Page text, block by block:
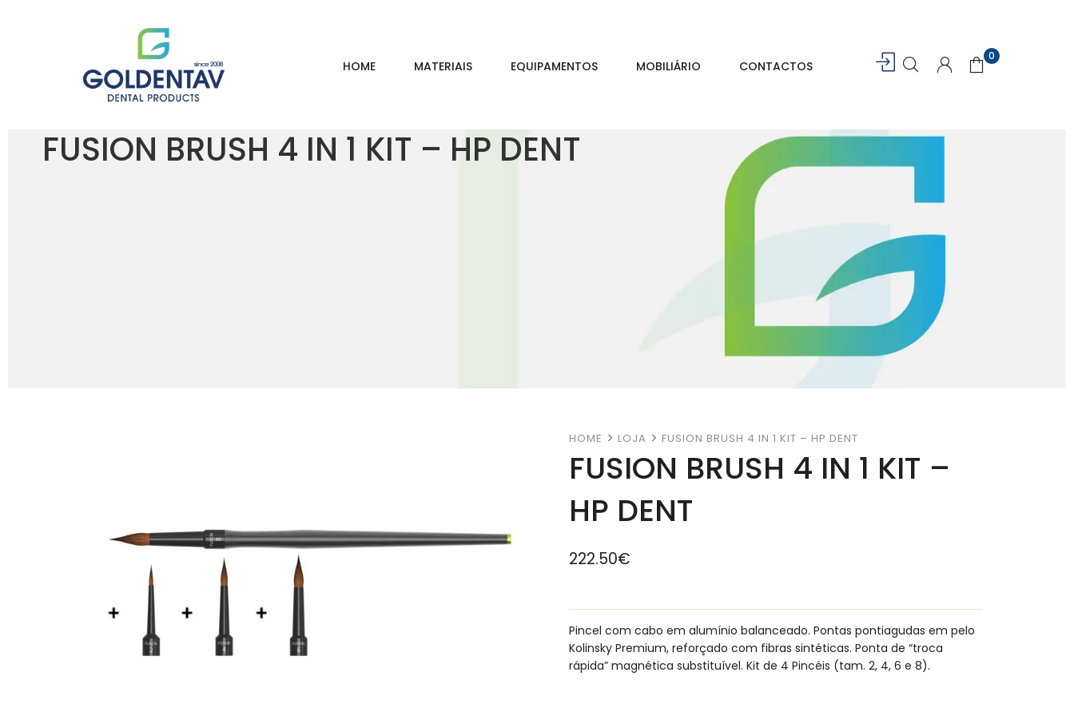
HOME MATERIAIS EQUIPAMENTOS MOBILIÁRIO CONTACTOS
0
FUSION BRUSH 4 IN 1 KIT – HP DENT
HOME LOJA FUSION BRUSH 4 IN 1 KIT – HP DENT
FUSION BRUSH 4 IN 1 KIT –
HP DENT
222.50€
Pincel com cabo em alumínio balanceado. Pontas pontiagudas em pelo
Kolinsky Premium, reforçado com fibras sintéticas. Ponta de “troca
rápida” magnética substituível. Kit de 4 Pincéis (tam. 2, 4, 6 e 8).